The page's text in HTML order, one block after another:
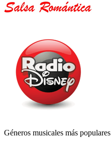
Géneros musicales más populares